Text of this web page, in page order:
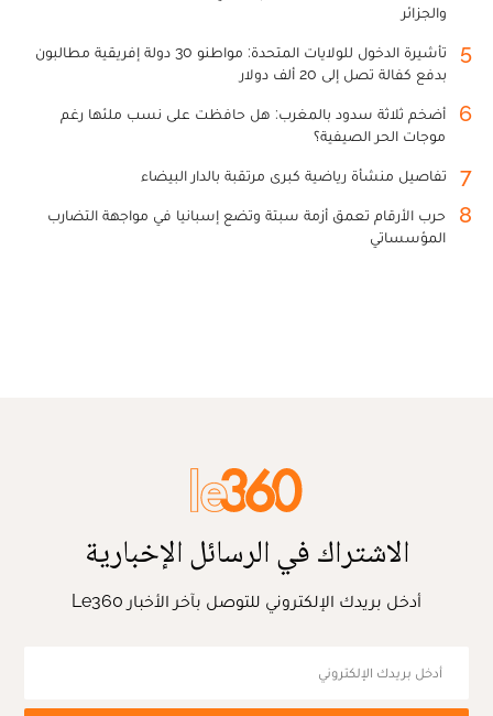
والجزائر
5
تأشيرة الدخول للولايات المتحدة: مواطنو 30 دولة إفريقية مطالبون
بدفع كفالة تصل إلى 20 ألف دولار
6
أضخم ثلاثة سدود بالمغرب: هل حافظت على نسب ملئها رغم
موجات الحر الصيفية؟
7 تفاصيل منشأة رياضية كبرى مرتقبة بالدار البيضاء
8
حرب الأرقام تعمق أزمة سبتة وتضع إسبانيا في مواجهة التضارب
المؤسساتي
الاشتراك في الرسائل الإخبارية
أدخل بريدك الإلكتروني للتوصل بآخر الأخبار Le360